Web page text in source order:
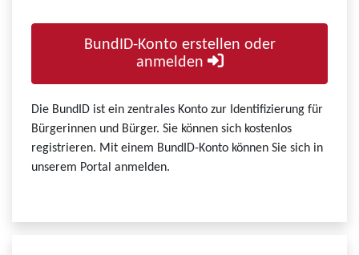
BundID-Konto erstellen oder
anmelden
Die BundID ist ein zentrales Konto zur Identifizierung für
Bürgerinnen und Bürger. Sie können sich kostenlos
registrieren. Mit einem BundID-Konto können Sie sich in
unserem Portal anmelden.